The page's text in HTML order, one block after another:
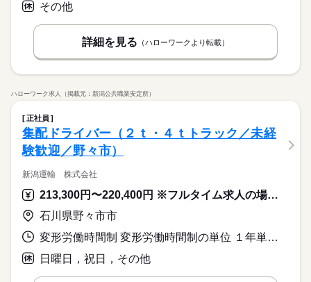
その他
詳細を見る （ハローワークより転載）
ハローワーク求人（掲載元：新潟公共職業安定所）
正社員
集配ドライバー（２ｔ・４ｔトラック／未経
験歓迎／野々市）
新潟運輸 株式会社
213,300円〜220,400円 ※フルタイム求人の場合は月額（換算額）、パート求人の場合は時間額を表示しています。
石川県野々市市
変形労働時間制 変形労働時間制の単位 １年単位 就業時間１ 8時00分〜17時00分
日曜日，祝日，その他